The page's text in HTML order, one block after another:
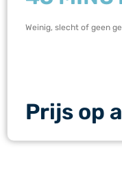
Weinig, slecht of geen
Prijs op